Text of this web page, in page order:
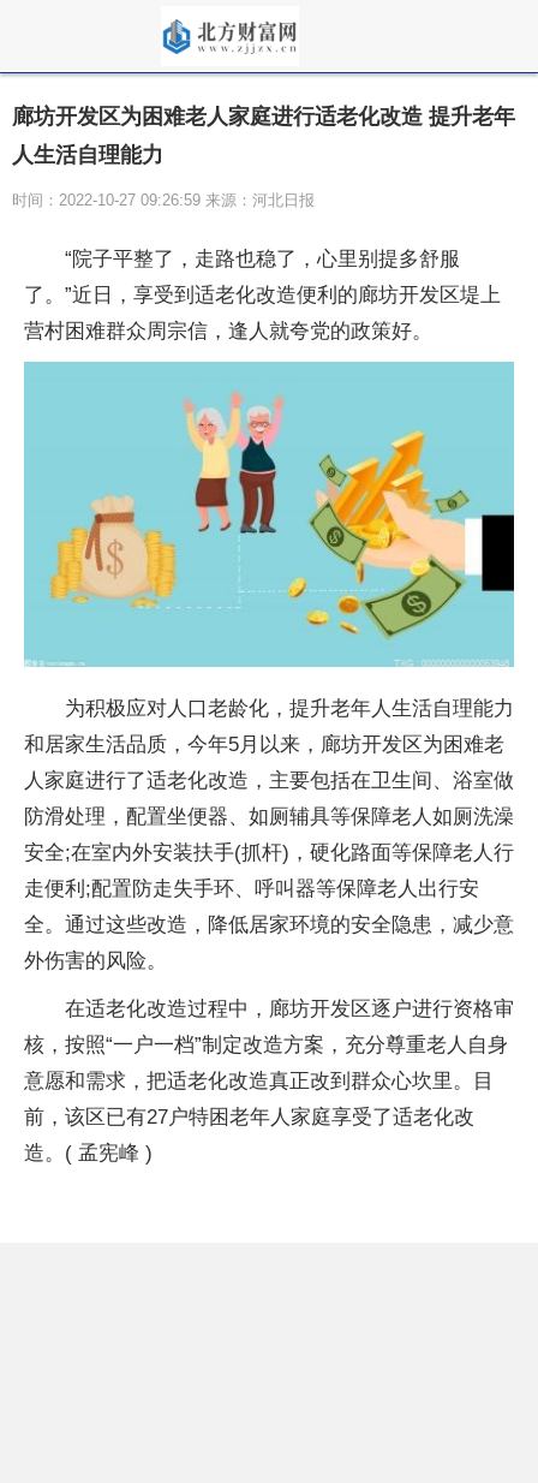
廊坊开发区为困难老人家庭进行适老化改造 提升老年
人生活自理能力
时间：2022-10-27 09:26:59 来源：河北日报
“院子平整了，走路也稳了，心里别提多舒服
了。”近日，享受到适老化改造便利的廊坊开发区堤上
营村困难群众周宗信，逢人就夸党的政策好。
为积极应对人口老龄化，提升老年人生活自理能力
和居家生活品质，今年5月以来，廊坊开发区为困难老
人家庭进行了适老化改造，主要包括在卫生间、浴室做
防滑处理，配置坐便器、如厕辅具等保障老人如厕洗澡
安全;在室内外安装扶手(抓杆)，硬化路面等保障老人行
走便利;配置防走失手环、呼叫器等保障老人出行安
全。通过这些改造，降低居家环境的安全隐患，减少意
外伤害的风险。
在适老化改造过程中，廊坊开发区逐户进行资格审
核，按照“一户一档”制定改造方案，充分尊重老人自身
意愿和需求，把适老化改造真正改到群众心坎里。目
前，该区已有27户特困老年人家庭享受了适老化改
造。( 孟宪峰 )